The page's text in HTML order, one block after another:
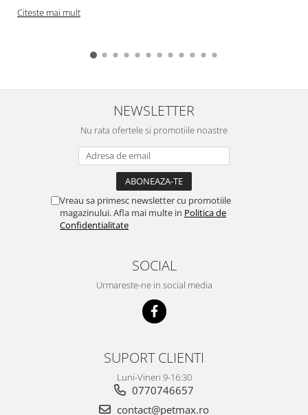
Citeste mai mult
NEWSLETTER
Nu rata ofertele si promotiile noastre
Vreau sa primesc newsletter cu promotiile
magazinului. Afla mai multe in Politica de
Confidentialitate
SOCIAL
Urmareste-ne in social media
SUPORT CLIENTI
Luni-Vineri 9-16:30
0770746657
contact@petmax.ro